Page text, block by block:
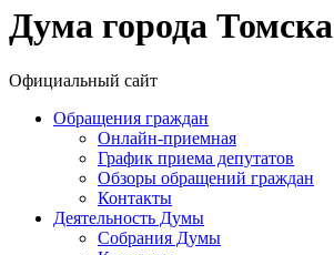
Дума города Томска
Официальный сайт
Обращения граждан
Онлайн-приемная
График приема депутатов
Обзоры обращений граждан
Контакты
Деятельность Думы
Собрания Думы